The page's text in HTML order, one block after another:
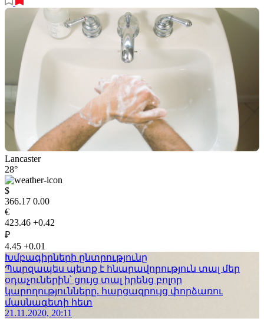
Lancaster
28°
$
366.17 0.00
€
423.46 +0.42
₽
4.45 +0.01
Խմբագիրների ընտրությունը
Պարզապես պետք է հնարավորություն տալ մեր
օդաչուներին՝ ցույց տալ իրենց բոլոր
կարողությունները. հարցազրույց փորձառու
մասնագետի հետ
21.11.2020, 20:11